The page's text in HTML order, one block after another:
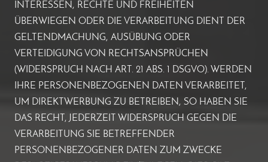
INTERESSEN, RECHTE UND FREIHEITEN
ÜBERWIEGEN ODER DIE VERARBEITUNG DIENT DER
GELTENDMACHUNG, AUSÜBUNG ODER
VERTEIDIGUNG VON RECHTSANSPRÜCHEN
(WIDERSPRUCH NACH ART. 21 ABS. 1 DSGVO). WERDEN
IHRE PERSONENBEZOGENEN DATEN VERARBEITET,
UM DIREKTWERBUNG ZU BETREIBEN, SO HABEN SIE
DAS RECHT, JEDERZEIT WIDERSPRUCH GEGEN DIE
VERARBEITUNG SIE BETREFFENDER
PERSONENBEZOGENER DATEN ZUM ZWECKE